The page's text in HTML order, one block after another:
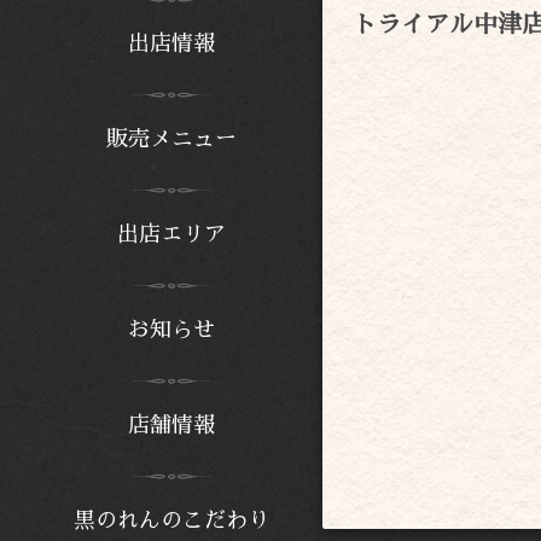
トライアル中津
販売メニュー
出店エリア
お知らせ
店舗情報
黒のれんのこだわり
出店情報